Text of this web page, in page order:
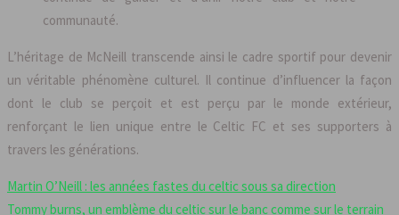
communauté.
L’héritage de McNeill transcende ainsi le cadre sportif pour devenir
un véritable phénomène culturel. Il continue d’influencer la façon
dont le club se perçoit et est perçu par le monde extérieur,
renforçant le lien unique entre le Celtic FC et ses supporters à
travers les générations.
Martin O’Neill : les années fastes du celtic sous sa direction
Tommy burns, un emblème du celtic sur le banc comme sur le terrain